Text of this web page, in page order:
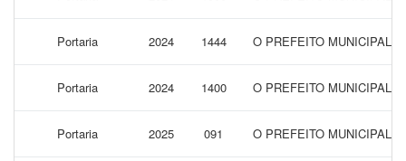
Portaria 2024 1444 O PREFEITO MUNICIPAL
Portaria 2024 1400 O PREFEITO MUNICIPAL
Portaria 2025 091 O PREFEITO MUNICIPAL